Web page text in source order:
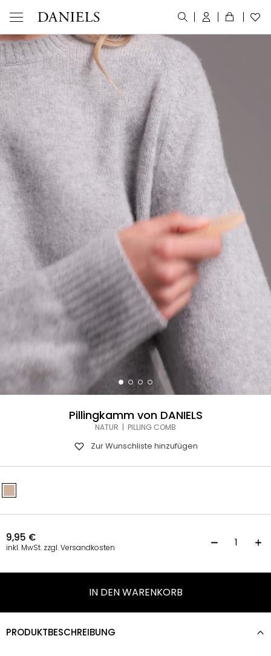
Pillingkamm von DANIELS
NATUR | PILLING COMB
Zur Wunschliste hinzufügen
9,95 €
inkl. MwSt. zzgl. Versandkosten
IN DEN WARENKORB
PRODUKTBESCHREIBUNG